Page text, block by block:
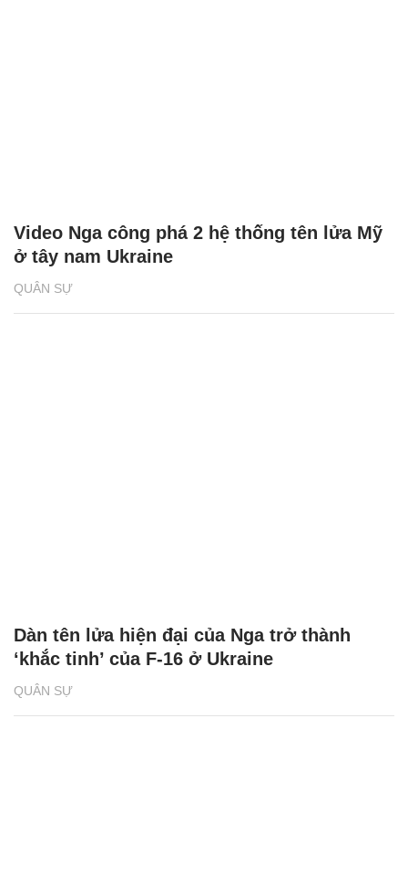
QUÂN SỰ
Video Nga công phá 2 hệ thống tên lửa Mỹ
ở tây nam Ukraine
QUÂN SỰ
Dàn tên lửa hiện đại của Nga trở thành
‘khắc tinh’ của F-16 ở Ukraine